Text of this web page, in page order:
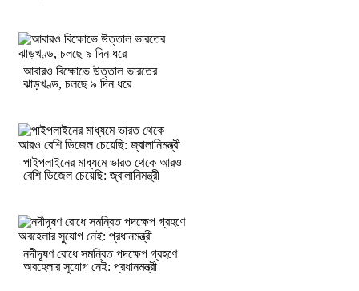
আবারও বিক্ষোভে উত্তাল ভারতের
ঝাড়খণ্ড, চলছে ৯ দিন ধরে
পাইপলাইনের মাধ্যমে ভারত থেকে আরও
বেশি ডিজেল চেয়েছি: জ্বালানিমন্ত্রী
নদীদূষণ রোধে সমন্বিত পদক্ষেপ গ্রহণে
অবহেলার সুযোগ নেই: প্রধানমন্ত্রী